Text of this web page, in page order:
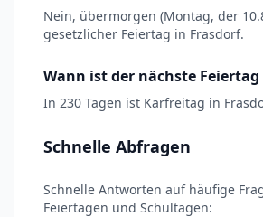
Nein, übermorgen (Montag, der
gesetzlicher Feiertag in Frasdorf.
Wann ist der nächste
In 230 Tagen ist Karfreitag in
Schnelle Abfragen
Schnelle Antworten auf häufige
Feiertagen und Schultagen: